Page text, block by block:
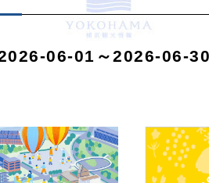
06-01～2026-06-30